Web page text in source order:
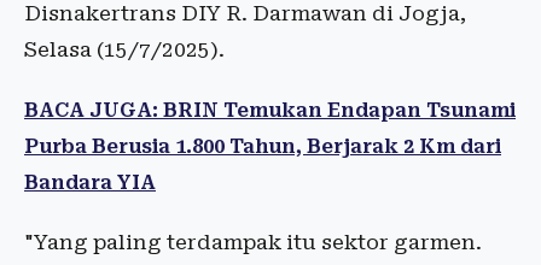
Disnakertrans DIY R. Darmawan di Jogja,
Selasa (15/7/2025).
BACA JUGA: BRIN Temukan Endapan Tsunami
Purba Berusia 1.800 Tahun, Berjarak 2 Km dari
Bandara YIA
"Yang paling terdampak itu sektor garmen.